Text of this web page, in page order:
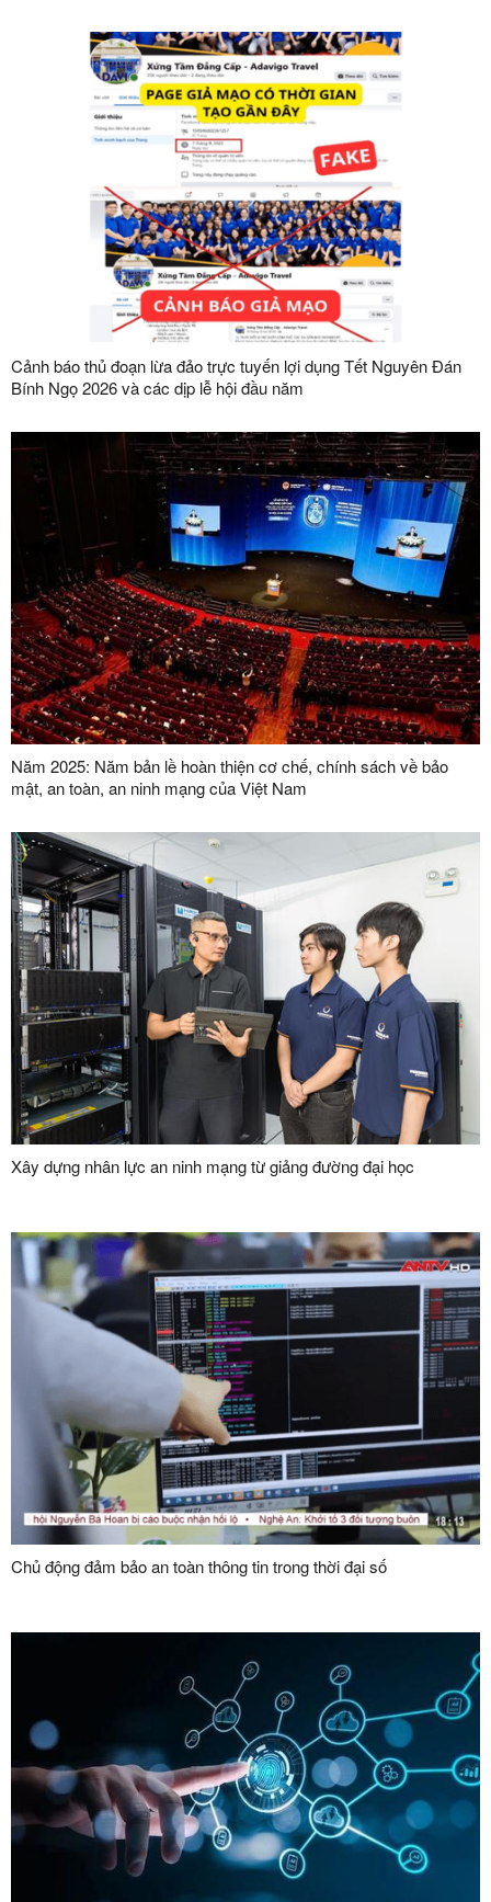
Cảnh báo thủ đoạn lừa đảo trực tuyến lợi dụng Tết Nguyên Đán
Bính Ngọ 2026 và các dịp lễ hội đầu năm
Năm 2025: Năm bản lề hoàn thiện cơ chế, chính sách về bảo
mật, an toàn, an ninh mạng của Việt Nam
Xây dựng nhân lực an ninh mạng từ giảng đường đại học
Chủ động đảm bảo an toàn thông tin trong thời đại số